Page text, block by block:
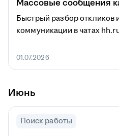
Массовые сообщения
Быстрый разбор откликов
коммуникации в чатах
01.07.2026
Июнь
Поиск работы